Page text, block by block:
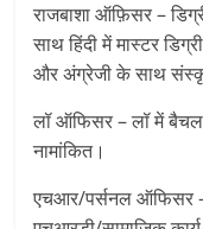
राजबाशा ऑफ़िसर –
साथ हिंदी में मास्टर
और अंग्रेजी के साथ
लॉ ऑफिसर – लॉ में
नामांकित।
एचआर/पर्सनल ऑफिसर